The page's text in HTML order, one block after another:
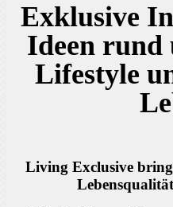
Exklusive
Ideen rund
Lifestyle
Living Exclusive